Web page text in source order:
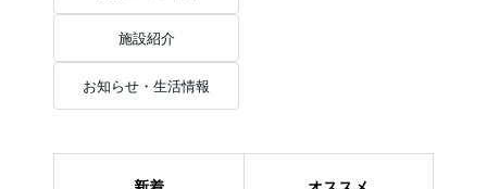
施設紹介
お知らせ・生活情報